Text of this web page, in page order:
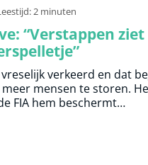
2 minuten
“Verstappen
verkeerd en dat
mensen te storen.
FIA hem beschermt…